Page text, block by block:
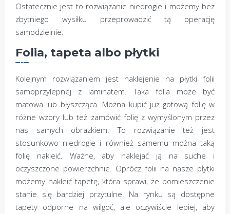
Ostatecznie jest to rozwiązanie niedrogie i możemy bez
zbytniego wysiłku przeprowadzić tą operację
samodzielnie.
Folia, tapeta albo płytki
Kolejnym rozwiązaniem jest naklejenie na płytki folii
samoprzylepnej z laminatem. Taka folia może być
matowa lub błyszcząca. Można kupić już gotową folię w
różne wzory lub też zamówić folię z wymyślonym przez
nas samych obrazkiem. To rozwiązanie też jest
stosunkowo niedrogie i również samemu można taką
folię nakleić. Ważne, aby naklejać ją na suche i
oczyszczone powierzchnie. Oprócz folii na nasze płytki
możemy nakleić tapetę, która sprawi, że pomieszczenie
stanie się bardziej przytulne. Na rynku są dostępne
tapety odporne na wilgoć, ale oczywiście lepiej, aby